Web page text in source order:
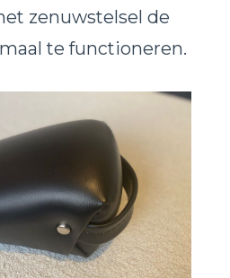
zenuwstelsel de
te functioneren.